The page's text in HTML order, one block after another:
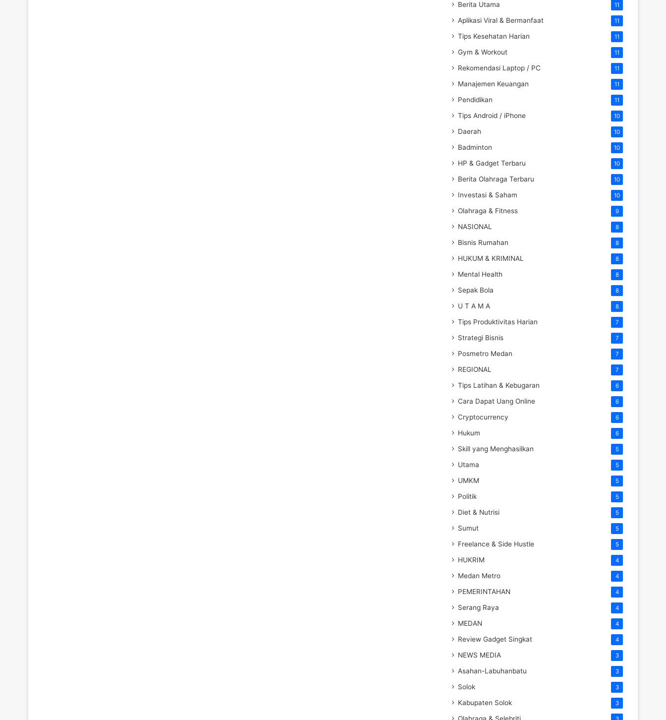
Berita Utama 11
Aplikasi Viral & Bermanfaat 11
Tips Kesehatan Harian 11
Gym & Workout 11
Rekomendasi Laptop / PC 11
Manajemen Keuangan 11
Pendidikan 11
Tips Android / iPhone 10
Daerah 10
Badminton 10
HP & Gadget Terbaru 10
Berita Olahraga Terbaru 10
Investasi & Saham 10
Olahraga & Fitness 9
NASIONAL 8
Bisnis Rumahan 8
HUKUM & KRIMINAL 8
Mental Health 8
Sepak Bola 8
U T A M A 8
Tips Produktivitas Harian 7
Strategi Bisnis 7
Posmetro Medan 7
REGIONAL 7
Tips Latihan & Kebugaran 6
Cara Dapat Uang Online 6
Cryptocurrency 6
Hukum 6
Skill yang Menghasilkan 5
Utama 5
UMKM 5
Politik 5
Diet & Nutrisi 5
Sumut 5
Freelance & Side Hustle 5
HUKRIM 4
Medan Metro 4
PEMERINTAHAN 4
Serang Raya 4
MEDAN 4
Review Gadget Singkat 4
NEWS MEDIA 3
Asahan-Labuhanbatu 3
Solok 3
Kabupaten Solok 3